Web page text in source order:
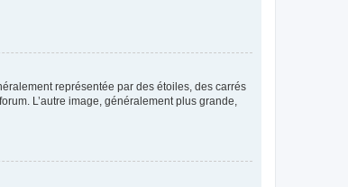
représentée par des étoiles, des carrés
L’autre image, généralement plus grande,